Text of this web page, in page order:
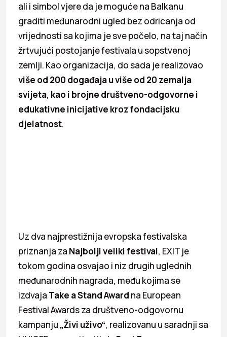
ali i simbol vjere da je moguće na Balkanu
graditi međunarodni ugled bez odricanja od
vrijednosti sa kojima je sve počelo, na taj način
žrtvujući postojanje festivala u sopstvenoj
zemlji. Kao organizacija, do sada je realizovao
više od 200 događaja u više od 20 zemalja
svijeta, kao i brojne društveno-odgovorne i
edukativne inicijative kroz fondacijsku
djelatnost.
Uz dva najprestižnija evropska festivalska
priznanja za Najbolji veliki festival, EXIT je
tokom godina osvajao i niz drugih uglednih
međunarodnih nagrada, među kojima se
izdvaja Take a Stand Award na European
Festival Awards za društveno-odgovornu
kampanju „Živi uživo“, realizovanu u saradnji sa